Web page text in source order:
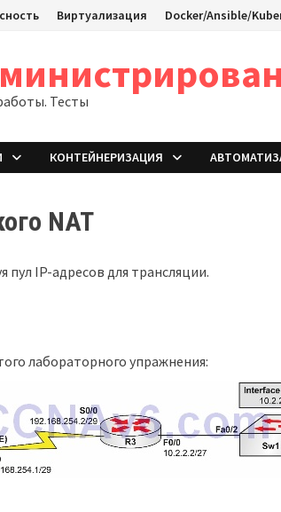
Виртуализация Docker/Ansible/
Тесты
КОНТЕЙНЕРИЗАЦИЯ
NAT
пул IP-адресов для трансляции.
лабораторного упражнения: